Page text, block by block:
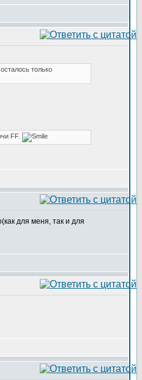
только
FF.
для меня, так и для